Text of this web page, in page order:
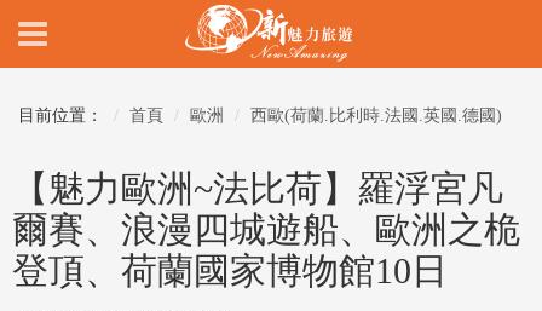
目前位置： 首頁 歐洲 西歐(荷蘭.比利時.法國.英國.德國)
【魅力歐洲~法比荷】羅浮宮凡
爾賽、浪漫四城遊船、歐洲之桅
登頂、荷蘭國家博物館10日